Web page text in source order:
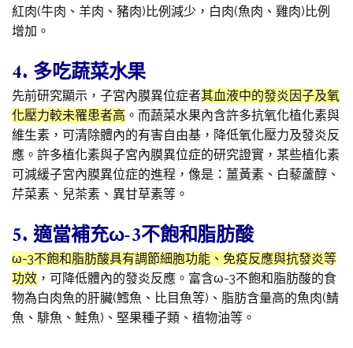
紅肉(牛肉、羊肉、豬肉)比例減少，白肉(魚肉、雞肉)比例
增加。
4. 多吃蔬菜水果
先前研究顯示，子宮內膜異位症者其血液中的發炎因子及氧
化壓力較未罹患者高 。而蔬菜水果內含許多抗氧化植化素與
維生素，可清除體內的有害自由基，降低氧化壓力及發炎反
應。許多植化素與子宮內膜異位症的研究證實，某些植化素
可減緩子宮內膜異位症的進程，像是：薑黃素、白藜蘆醇、
芹菜素、兒茶素、異甘草素等。
5. 適當補充ω-3不飽和脂肪酸
ω-3不飽和脂肪酸具有調節細胞功能、免疫反應與抗發炎等
功效 ，可降低體內的發炎反應。富含ω-3不飽和脂肪酸的食
物為白肉魚的肝臟(鱈魚、比目魚等)、脂肪含量高的魚肉(鯖
魚、騑魚、鮭魚)、堅果種子類、植物油等。